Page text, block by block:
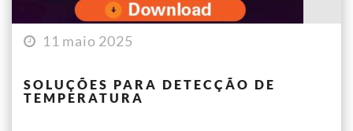
11 maio 2025
SOLUÇÕES PARA DETECÇÃO DE
TEMPERATURA